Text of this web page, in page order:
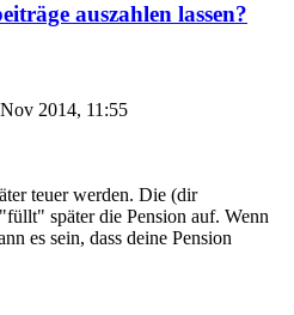
auszahlen lassen?
2014, 11:55
teuer werden. Die (dir
später die Pension auf. Wenn
es sein, dass deine Pension